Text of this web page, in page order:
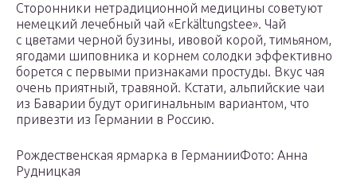
Сторонники нетрадиционной медицины советуют
немецкий лечебный чай «Erkältungstee». Чай
с цветами черной бузины, ивовой корой, тимьяном,
ягодами шиповника и корнем солодки эффективно
борется с первыми признаками простуды. Вкус чая
очень приятный, травяной. Кстати, альпийские чаи
из Баварии будут оригинальным вариантом, что
привезти из Германии в Россию.
Рождественская ярмарка в ГерманииФото: Анна
Рудницкая